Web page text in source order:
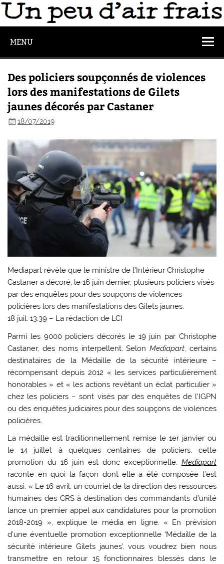
MENU
Des policiers soupçonnés de violences
lors des manifestations de Gilets
jaunes décorés par Castaner
18/07/2019
Mediapart révèle que le ministre de l’Intérieur Christophe
Castaner a décoré, le 16 juin dernier, plusieurs policiers visés
par des enquêtes pour des soupçons de violences
policières lors des manifestations des Gilets jaunes.
18 juil. 13:39 – La rédaction de LCI
Parmi les 9000 policiers décorés le 19 juin par Christophe
Castaner, des noms interpellent. SelonMediapart, certains
destinataires de la Médaille de la sécurité intérieure –
récompensant depuis 2012 « les services particulièrement
honorables » et « les actions revêtant un éclat particulier »
chez les policiers – sont visés par des enquêtes de l’IGPN
ou des enquêtes judiciaires pour des soupçons de violences
policières.
La médaille est traditionnellement remise le 1er janvier ou
le 14 juillet à quelques centaines de policiers, cette
promotion du 16 juin est donc exceptionnelle. Mediapart
raconte en quoi la façon dont elle a été composée l’est
aussi. « Le 16 avril, un courriel de la direction des ressources
humaines des CRS à destination des commandants d’unité
lance un premier appel aux candidatures pour la promotion
2018-2019 », explique le média en ligne. « En prévision
d’une éventuelle promotion exceptionnelle ‘Médaille de la
sécurité intérieure Gilets jaunes’, vous voudrez bien nous
transmettre en retour 15 fonctionnaires blessés dans le